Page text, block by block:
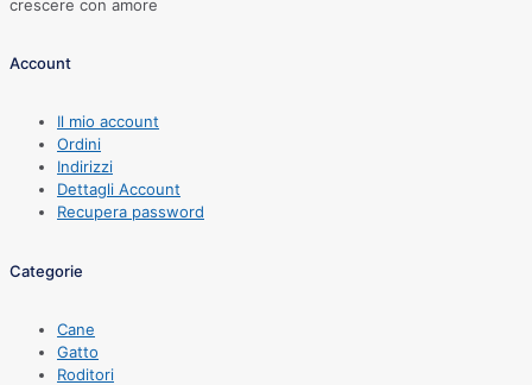
crescere con amore
Account
Il mio account
Ordini
Indirizzi
Dettagli Account
Recupera password
Categorie
Cane
Gatto
Roditori